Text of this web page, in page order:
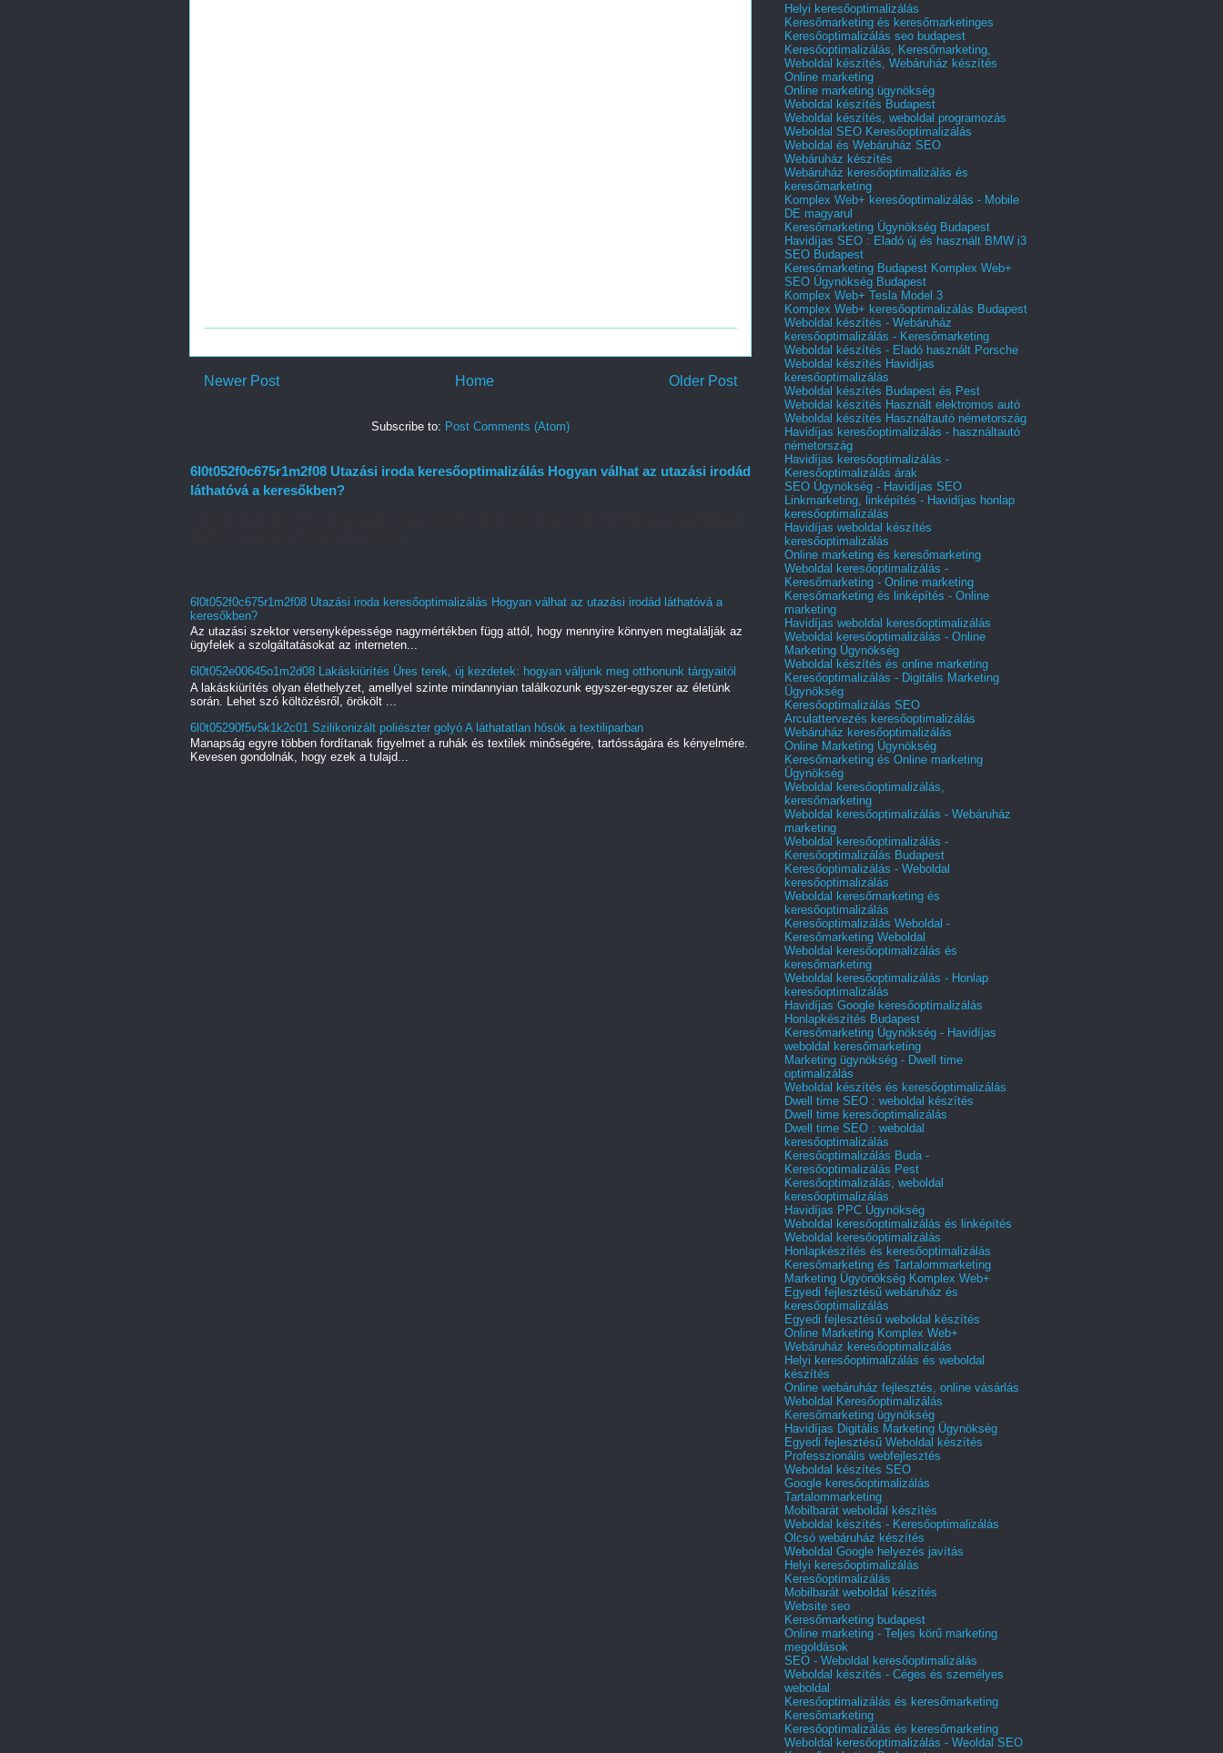
Newer Post Older Post
Home
Subscribe to: Post Comments (Atom)
6l0t052f0c675r1m2f08 Utazási iroda keresőoptimalizálás Hogyan válhat az utazási irodád
láthatóvá a keresőkben?
6l0t052f0c675r1m2f08 Utazási iroda keresőoptimalizálás Hogyan válhat az utazási irodád láthatóvá a
keresőkben?
Az utazási szektor versenyképessége nagymértékben függ attól, hogy mennyire könnyen megtalálják az
ügyfelek a szolgáltatásokat az interneten...
6l0t052e00645o1m2d08 Lakáskiürítés Üres terek, új kezdetek: hogyan váljunk meg otthonunk tárgyaitól
A lakáskiürítés olyan élethelyzet, amellyel szinte mindannyian találkozunk egyszer-egyszer az életünk
során. Lehet szó költözésről, örökölt ...
6l0t05290f5v5k1k2c01 Szilikonizált poliészter golyó A láthatatlan hősök a textiliparban
Manapság egyre többen fordítanak figyelmet a ruhák és textilek minőségére, tartósságára és kényelmére.
Kevesen gondolnák, hogy ezek a tulajd...
Helyi keresőoptimalizálás
Keresőmarketing és keresőmarketinges
Keresőoptimalizálás seo budapest
Keresőoptimalizálás, Keresőmarketing,
Weboldal készítés, Webáruház készítés
Online marketing
Online marketing ügynökség
Weboldal készítés Budapest
Weboldal készítés, weboldal programozás
Weboldal SEO Keresőoptimalizálás
Weboldal és Webáruház SEO
Webáruház készítés
Webáruház keresőoptimalizálás és
keresőmarketing
Komplex Web+ keresőoptimalizálás - Mobile
DE magyarul
Keresőmarketing Ügynökség Budapest
Havidíjas SEO : Eladó új és használt BMW i3
SEO Budapest
Keresőmarketing Budapest Komplex Web+
SEO Ügynökség Budapest
Komplex Web+ Tesla Model 3
Komplex Web+ keresőoptimalizálás Budapest
Weboldal készítés - Webáruház
keresőoptimalizálás - Keresőmarketing
Weboldal készítés - Eladó használt Porsche
Weboldal készítés Havidíjas
keresőoptimalizálás
Weboldal készítés Budapest és Pest
Weboldal készítés Használt elektromos autó
Weboldal készítés Használtautó németország
Havidíjas keresőoptimalizálás - használtautó
németország
Havidíjas keresőoptimalizálás -
Keresőoptimalizálás árak
SEO Ügynökség - Havidíjas SEO
Linkmarketing, linképítés - Havidíjas honlap
keresőoptimalizálás
Havidíjas weboldal készítés
keresőoptimalizálás
Online marketing és keresőmarketing
Weboldal keresőoptimalizálás -
Keresőmarketing - Online marketing
Keresőmarketing és linképítés - Online
marketing
Havidíjas weboldal keresőoptimalizálás
Weboldal keresőoptimalizálás - Online
Marketing Ügynökség
Weboldal készítés és online marketing
Keresőoptimalizálás - Digitális Marketing
Ügynökség
Keresőoptimalizálás SEO
Arculattervezés keresőoptimalizálás
Webáruház keresőoptimalizálás
Online Marketing Ügynökség
Keresőmarketing és Online marketing
Ügynökség
Weboldal keresőoptimalizálás,
keresőmarketing
Weboldal keresőoptimalizálás - Webáruház
marketing
Weboldal keresőoptimalizálás -
Keresőoptimalizálás Budapest
Keresőoptimalizálás - Weboldal
keresőoptimalizálás
Weboldal keresőmarketing és
keresőoptimalizálás
Keresőoptimalizálás Weboldal -
Keresőmarketing Weboldal
Weboldal keresőoptimalizálás és
keresőmarketing
Weboldal keresőoptimalizálás - Honlap
keresőoptimalizálás
Havidíjas Google keresőoptimalizálás
Honlapkészítés Budapest
Keresőmarketing Ügynökség - Havidíjas
weboldal keresőmarketing
Marketing ügynökség - Dwell time
optimalizálás
Weboldal készítés és keresőoptimalizálás
Dwell time SEO : weboldal készítés
Dwell time keresőoptimalizálás
Dwell time SEO : weboldal
keresőoptimalizálás
Keresőoptimalizálás Buda -
Keresőoptimalizálás Pest
Keresőoptimalizálás, weboldal
keresőoptimalizálás
Havidíjas PPC Ügynökség
Weboldal keresőoptimalizálás és linképítés
Weboldal keresőoptimalizálás
Honlapkészítés és keresőoptimalizálás
Keresőmarketing és Tartalommarketing
Marketing Ügyönökség Komplex Web+
Egyedi fejlesztésű webáruház és
keresőoptimalizálás
Egyedi fejlesztésű weboldal készítés
Online Marketing Komplex Web+
Webáruház keresőoptimalizálás
Helyi keresőoptimalizálás és weboldal
készítés
Online webáruház fejlesztés, online vásárlás
Weboldal Keresőoptimalizálás
Keresőmarketing ügynökség
Havidíjas Digitális Marketing Ügynökség
Egyedi fejlesztésű Weboldal készítés
Professzionális webfejlesztés
Weboldal készítés SEO
Google keresőoptimalizálás
Tartalommarketing
Mobilbarát weboldal készítés
Weboldal készítés - Keresőoptimalizálás
Olcsó webáruház készítés
Weboldal Google helyezés javítás
Helyi keresőoptimalizálás
Keresőoptimalizálás
Mobilbarát weboldal készítés
Website seo
Keresőmarketing budapest
Online marketing - Teljes körű marketing
megoldások
SEO - Weboldal keresőoptimalizálás
Weboldal készítés - Céges és személyes
weboldal
Keresőoptimalizálás és keresőmarketing
Keresőmarketing
Keresőoptimalizálás és keresőmarketing
Weboldal keresőoptimalizálás - Weoldal SEO